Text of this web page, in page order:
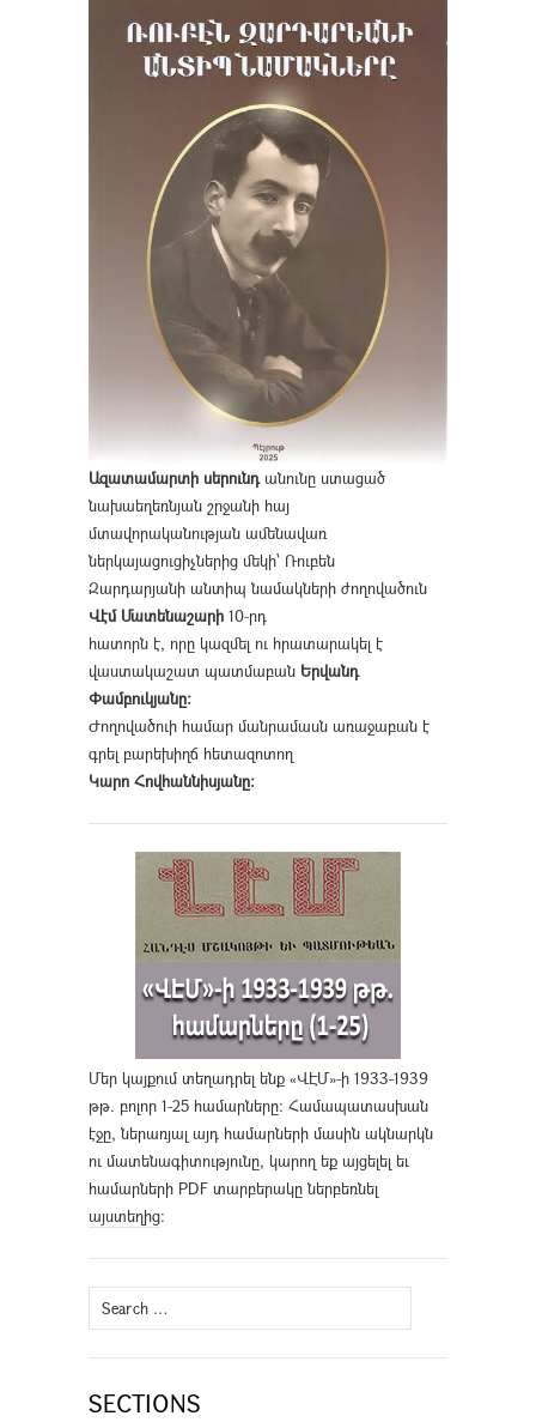
Ազատամարտի սերունդանունը ստացած
նախաեղեռնյան շրջանի հայ
մտավորականության ամենավառ
ներկայացուցիչներից մեկի՝ Ռուբեն
Զարդարյանի անտիպ նամակների ժողովածուն
Վէմ Մատենաշարի 10-րդ
հատորն է, որը կազմել ու հրատարակել է
վաստակաշատ պատմաբան Երվանդ
Փամբուկյանը։
Ժողովածուի համար մանրամասն առաջաբան է
գրել բարեխիղճ հետազոտող
Կարո Հովհաննիսյանը։
Մեր կայքում տեղադրել ենք «ՎԷՄ»-ի 1933-1939
թթ. բոլոր 1-25 համարները։ Համապատասխան
էջը, ներառյալ այդ համարների մասին ակնարկն
ու մատենագիտությունը, կարող եք այցելել եւ
համարների PDF տարբերակը ներբեռնել
այստեղից։
Search
for:
SECTIONS